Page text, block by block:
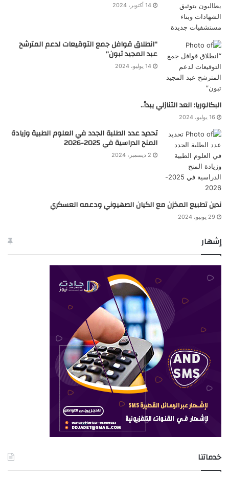
14 أكتوبر، 2024
“انطلاق قوافل جمع التوقيعات لدعم المترشح
عبد المجيد تبون”
14 يوليو، 2024
البكالوريا: العد التنازلي يبدأ..
16 يوليو، 2024
تحديد عدد الطلبة الجدد في العلوم الطبية وزيادة
المنح الدراسية في 2025-2026
2 ديسمبر، 2024
ندين تطبيع المخزن مع الكيان الصهيوني ودعمه العسكري
29 يونيو، 2024
إشهار
خدماتنا